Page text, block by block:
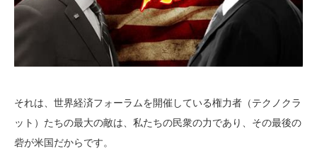
それは、世界経済フォーラムを開催している権力者（テクノクラ
ット）たちの最大の敵は、私たちの民衆の力であり、その最後の
砦が米国だからです。